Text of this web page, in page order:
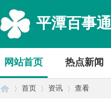
平潭百事通
网站首页 热点新闻
首页 资讯 查看